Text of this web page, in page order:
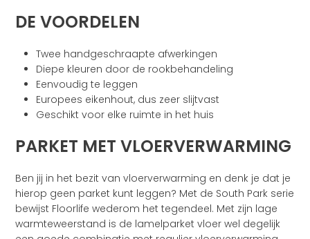
DE VOORDELEN
Twee handgeschraapte afwerkingen
Diepe kleuren door de rookbehandeling
Eenvoudig te leggen
Europees eikenhout, dus zeer slijtvast
Geschikt voor elke ruimte in het huis
PARKET MET VLOERVERWARMING
Ben jij in het bezit van vloerverwarming en denk je dat je
hierop geen parket kunt leggen? Met de South Park serie
bewijst Floorlife wederom het tegendeel. Met zijn lage
warmteweerstand is de lamelparket vloer wel degelijk